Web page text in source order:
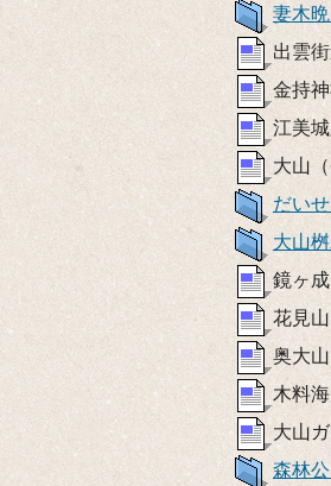
妻木
出雲
金持
江美
大山
だい
大山
鏡ヶ
花見
奥大
木料
大山
森林